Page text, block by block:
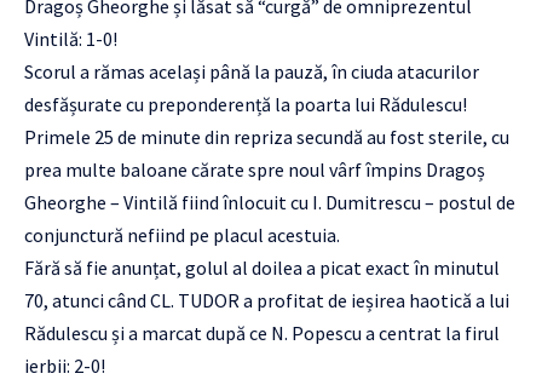
Dragoș Gheorghe și lăsat să “curgă” de omniprezentul
Vintilă: 1-0!
Scorul a rămas același până la pauză, în ciuda atacurilor
desfășurate cu preponderență la poarta lui Rădulescu!
Primele 25 de minute din repriza secundă au fost sterile, cu
prea multe baloane cărate spre noul vârf împins Dragoș
Gheorghe – Vintilă fiind înlocuit cu I. Dumitrescu – postul de
conjunctură nefiind pe placul acestuia.
Fără să fie anunțat, golul al doilea a picat exact în minutul
70, atunci când CL. TUDOR a profitat de ieșirea haotică a lui
Rădulescu și a marcat după ce N. Popescu a centrat la firul
ierbii: 2-0!